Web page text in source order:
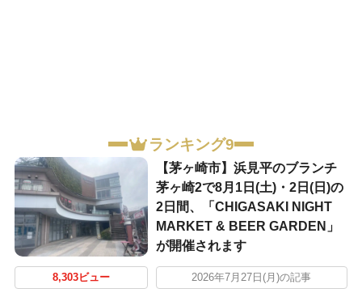
ランキング9
【茅ヶ崎市】浜見平のブランチ
茅ヶ崎2で8月1日(土)・2日(日)の
2日間、「CHIGASAKI NIGHT
MARKET & BEER GARDEN」
が開催されます
8,303ビュー 2026年7月27日(月)の記事